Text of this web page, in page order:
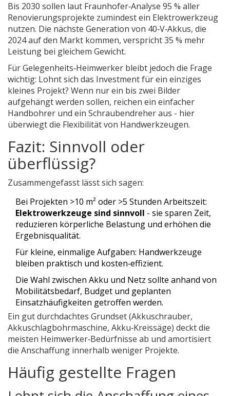
Bis 2030 sollen laut Fraunhofer‑Analyse 95 % aller
Renovierungsprojekte zumindest ein Elektrowerkzeug
nutzen. Die nächste Generation von 40‑V‑Akkus, die
2024 auf den Markt kommen, verspricht 35 % mehr
Leistung bei gleichem Gewicht.
Für Gelegenheits‑Heimwerker bleibt jedoch die Frage
wichtig: Lohnt sich das Investment für ein einziges
kleines Projekt? Wenn nur ein bis zwei Bilder
aufgehängt werden sollen, reichen ein einfacher
Handbohrer und ein Schraubendreher aus - hier
überwiegt die Flexibilität von Handwerkzeugen.
Fazit: Sinnvoll oder
überflüssig?
Zusammengefasst lässt sich sagen:
Bei Projekten >10 m² oder >5 Stunden Arbeitszeit:
Elektrowerkzeuge sind sinnvoll - sie sparen Zeit,
reduzieren körperliche Belastung und erhöhen die
Ergebnisqualität.
Für kleine, einmalige Aufgaben: Handwerkzeuge
bleiben praktisch und kosten‑effizient.
Die Wahl zwischen Akku und Netz sollte anhand von
Mobilitätsbedarf, Budget und geplanten
Einsatzhäufigkeiten getroffen werden.
Ein gut durchdachtes Grundset (Akkuschrauber,
Akkuschlagbohrmaschine, Akku‑Kreissäge) deckt die
meisten Heimwerker‑Bedürfnisse ab und amortisiert
die Anschaffung innerhalb weniger Projekte.
Häufig gestellte Fragen